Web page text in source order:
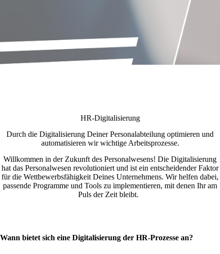
HR-Digitalisierung
Durch die Digitalisierung Deiner Personalabteilung optimieren und
automatisieren wir wichtige Arbeitsprozesse.
Willkommen in der Zukunft des Personalwesens! Die Digitalisierung
hat das Personalwesen revolutioniert und ist ein entscheidender Faktor
für die Wettbewerbsfähigkeit Deines Unternehmens. Wir helfen dabei,
passende Programme und Tools zu implementieren, mit denen Ihr am
Puls der Zeit bleibt.
Wann bietet sich eine Digitalisierung der HR-Prozesse an?